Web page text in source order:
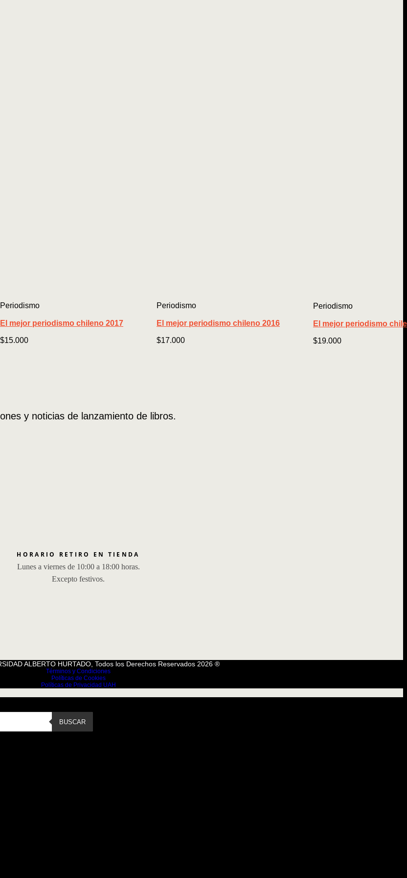
Periodismo
El mejor periodismo chileno 2017
$15.000
Periodismo
El mejor periodismo chileno 2016
$17.000
Periodismo
El mejor periodismo
$19.000
y noticias de lanzamiento de libros.
HORARIO RETIRO EN TIENDA
Lunes a viernes de 10:00 a 18:00 horas.
Excepto festivos.
ALBERTO HURTADO, Todos los Derechos Reservados 2026 ®
Términos y Condiciones
Políticas de Cookies
Políticas de Privacidad UAH
BUSCAR